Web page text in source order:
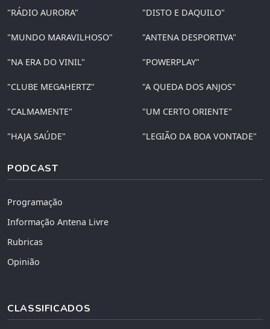
"RÁDIO AURORA" "DISTO E DAQUILO"
"MUNDO MARAVILHOSO" "ANTENA DESPORTIVA"
"NA ERA DO VINIL" "POWERPLAY"
"CLUBE MEGAHERTZ" "A QUEDA DOS ANJOS"
"CALMAMENTE" "UM CERTO ORIENTE"
"HAJA SAÚDE" "LEGIÃO DA BOA VONTADE"
PODCAST
Programação
Informação Antena Livre
Rubricas
Opinião
CLASSIFICADOS